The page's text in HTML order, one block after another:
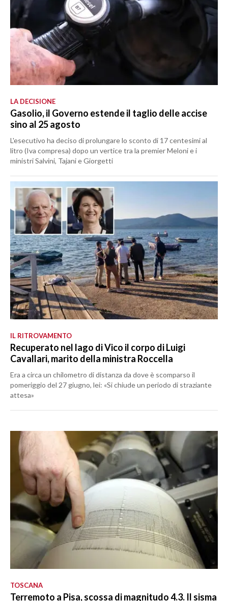
LA DECISIONE
Gasolio, il Governo estende il taglio delle accise
sino al 25 agosto
L'esecutivo ha deciso di prolungare lo sconto di 17 centesimi al
litro (Iva compresa) dopo un vertice tra la premier Meloni e i
ministri Salvini, Tajani e Giorgetti
IL RITROVAMENTO
Recuperato nel lago di Vico il corpo di Luigi
Cavallari, marito della ministra Roccella
Era a circa un chilometro di distanza da dove è scomparso il
pomeriggio del 27 giugno, lei: «Si chiude un periodo di straziante
attesa»
TOSCANA
Terremoto a Pisa, scossa di magnitudo 4.3. Il sisma